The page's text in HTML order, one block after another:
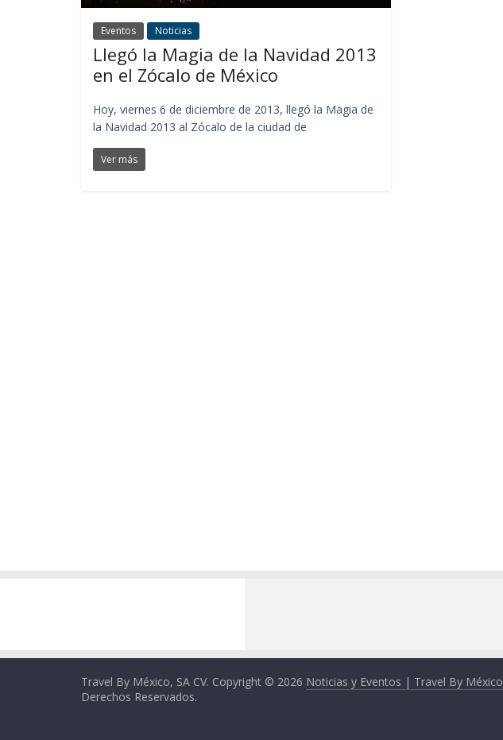
Eventos Noticias
Llegó la Magia de la Navidad 2013
en el Zócalo de México
Hoy, viernes 6 de diciembre de 2013, llegó la Magia de
la Navidad 2013 al Zócalo de la ciudad de
Ver más
Travel By México, SA CV. Copyright © 2026 Noticias y Eventos | Travel By México
Derechos Reservados.